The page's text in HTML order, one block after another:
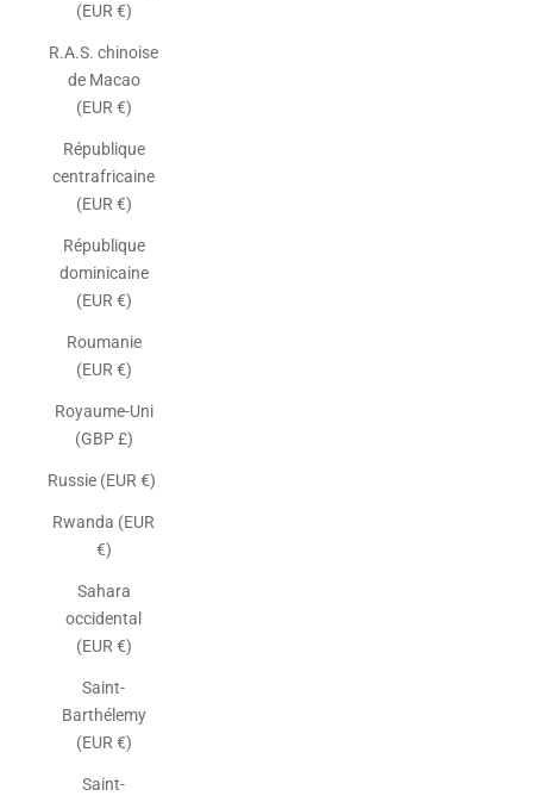
(EUR €)
R.A.S. chinoise
de Macao
(EUR €)
République
centrafricaine
(EUR €)
République
dominicaine
(EUR €)
Roumanie
(EUR €)
Royaume-Uni
(GBP £)
Russie (EUR €)
Rwanda (EUR
€)
Sahara
occidental
(EUR €)
Saint-
Barthélemy
(EUR €)
Saint-